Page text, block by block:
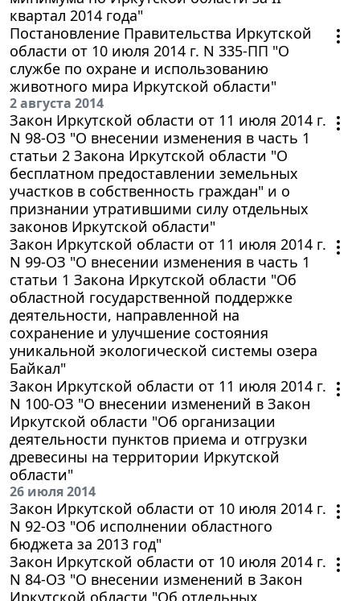
квартал 2014 года"
Постановление Правительства Иркутской
области от 10 июля 2014 г. N 335-ПП "О
службе по охране и использованию
животного мира Иркутской области"
2 августа 2014
Закон Иркутской области от 11 июля 2014 г.
N 98-ОЗ "О внесении изменения в часть 1
статьи 2 Закона Иркутской области "О
бесплатном предоставлении земельных
участков в собственность граждан" и о
признании утратившими силу отдельных
законов Иркутской области"
Закон Иркутской области от 11 июля 2014 г.
N 99-ОЗ "О внесении изменения в часть 1
статьи 1 Закона Иркутской области "Об
областной государственной поддержке
деятельности, направленной на
сохранение и улучшение состояния
уникальной экологической системы озера
Байкал"
Закон Иркутской области от 11 июля 2014 г.
N 100-ОЗ "О внесении изменений в Закон
Иркутской области "Об организации
деятельности пунктов приема и отгрузки
древесины на территории Иркутской
области"
26 июля 2014
Закон Иркутской области от 10 июля 2014 г.
N 92-ОЗ "Об исполнении областного
бюджета за 2013 год"
Закон Иркутской области от 10 июля 2014 г.
N 84-ОЗ "О внесении изменений в Закон
Иркутской области "Об отдельных